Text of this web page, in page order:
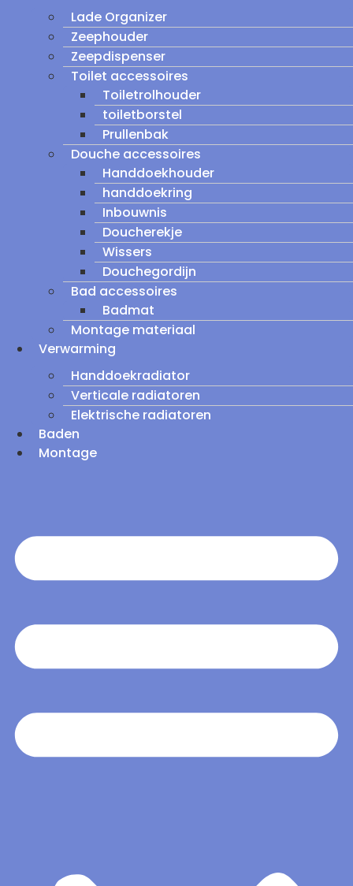
Lade Organizer
Zeephouder
Zeepdispenser
Toilet accessoires
Toiletrolhouder
toiletborstel
Prullenbak
Douche accessoires
Handdoekhouder
handdoekring
Inbouwnis
Doucherekje
Wissers
Douchegordijn
Bad accessoires
Badmat
Montage materiaal
Verwarming
Handdoekradiator
Verticale radiatoren
Elektrische radiatoren
Baden
Montage